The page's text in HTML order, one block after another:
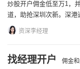
炒股开户佣金低至万1，
道，助抢深圳次新。深
资深李经理
找经理开户 佣金